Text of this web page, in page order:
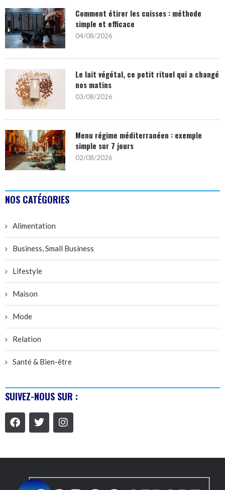
Comment étirer les cuisses : méthode
simple et efficace
04/08/2026
Le lait végétal, ce petit rituel qui a changé
nos matins
03/08/2026
Menu régime méditerranéen : exemple
simple sur 7 jours
02/08/2026
NOS CATÉGORIES
Alimentation
Business, Small Business
Lifestyle
Maison
Mode
Relation
Santé & Bien-être
SUIVEZ-NOUS SUR :